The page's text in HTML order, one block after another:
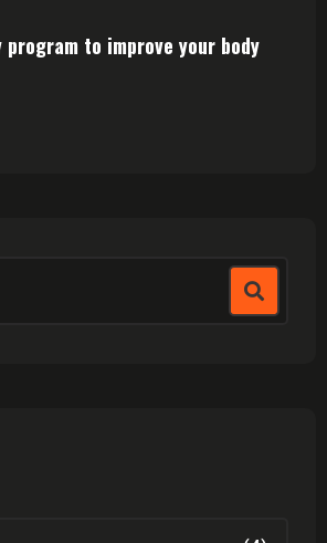
program to improve your body